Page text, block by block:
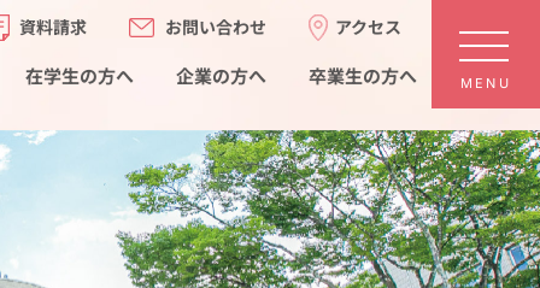
資料請求 お問い合わせ アクセス
在学生の方へ 企業の方へ 卒業生の方へ MENU